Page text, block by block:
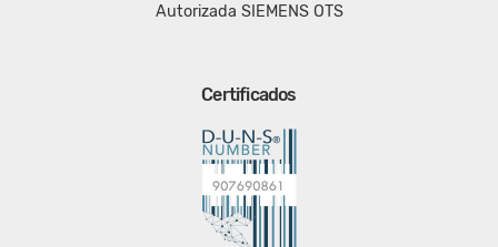
Autorizada SIEMENS OTS
Certificados